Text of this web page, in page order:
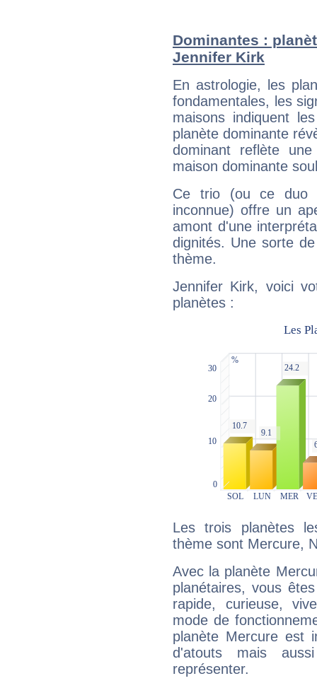
Dominantes :
Jennifer Kirk
En astrologie, les
fondamentales, les
maisons indiquent
planète dominante
dominant reflète
maison dominante
Ce trio (ou ce duo
inconnue) offre un
amont d'une
dignités. Une sorte
thème.
Jennifer Kirk, voici
planètes :
Les trois planètes
thème sont Mercure,
Avec la planète
planétaires, vous
rapide, curieuse,
mode de
planète Mercure est
d'atouts mais
représenter.